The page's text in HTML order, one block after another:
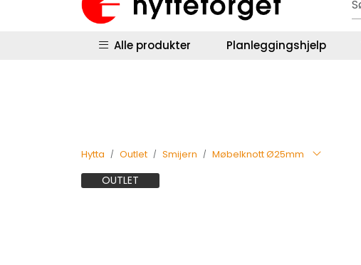
Skip to main content
Hyttestyring | Returinfo | Salgsbetingelser
Alle produkter Planleggingshjelp
Hytta Outlet Smijern Møbelknott Ø25mm
OUTLET